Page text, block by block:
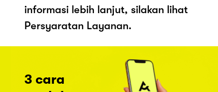
informasi lebih lanjut, silakan lihat
Persyaratan Layanan.
3 cara